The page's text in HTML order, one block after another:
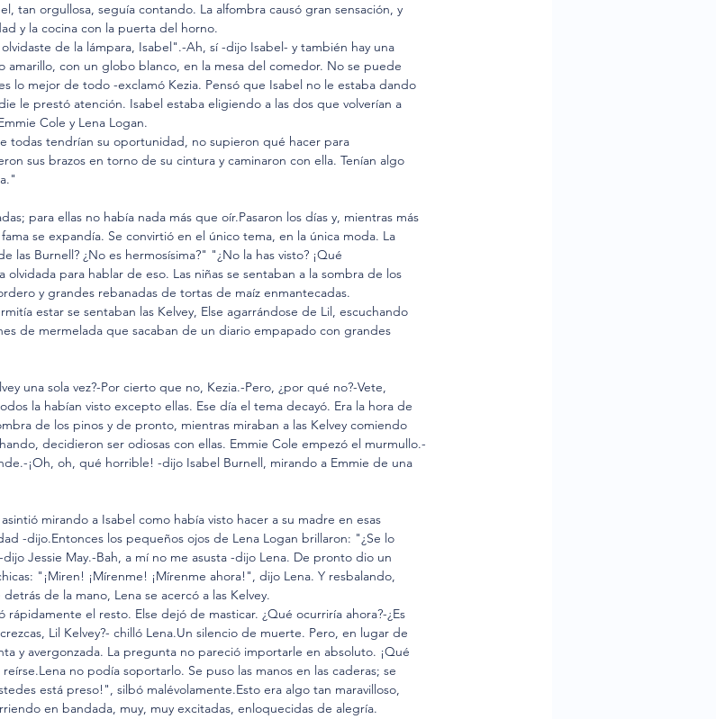
tan orgullosa, seguía contando. La alfombra causó gran sensación, y
y la cocina con la puerta del horno.
de la lámpara, Isabel".-Ah, sí -dijo Isabel- y también hay una
amarillo, con un globo blanco, en la mesa del comedor. No se puede
lo mejor de todo -exclamó Kezia. Pensó que Isabel no le estaba dando
le prestó atención. Isabel estaba eligiendo a las dos que volverían a
Cole y Lena Logan.
todas tendrían su oportunidad, no supieron qué hacer para
sus brazos en torno de su cintura y caminaron con ella. Tenían algo
para ellas no había nada más que oír.Pasaron los días y, mientras más
se expandía. Se convirtió en el único tema, en la única moda. La
las Burnell? ¿No es hermosísima?" "¿No la has visto? ¡Qué
para hablar de eso. Las niñas se sentaban a la sombra de los
y grandes rebanadas de tortas de maíz enmantecadas.
estar se sentaban las Kelvey, Else agarrándose de Lil, escuchando
de mermelada que sacaban de un diario empapado con grandes
una sola vez?-Por cierto que no, Kezia.-Pero, ¿por qué no?-Vete,
la habían visto excepto ellas. Ese día el tema decayó. Era la hora de
de los pinos y de pronto, mientras miraban a las Kelvey comiendo
decidieron ser odiosas con ellas. Emmie Cole empezó el murmullo.-
¡Oh, oh, qué horrible! -dijo Isabel Burnell, mirando a Emmie de una
mirando a Isabel como había visto hacer a su madre en esas
-dijo.Entonces los pequeños ojos de Lena Logan brillaron: "¿Se lo
Jessie May.-Bah, a mí no me asusta -dijo Lena. De pronto dio un
"¡Miren! ¡Mírenme! ¡Mírenme ahora!", dijo Lena. Y resbalando,
de la mano, Lena se acercó a las Kelvey.
rápidamente el resto. Else dejó de masticar. ¿Qué ocurriría ahora?-¿Es
Lil Kelvey?- chilló Lena.Un silencio de muerte. Pero, en lugar de
y avergonzada. La pregunta no pareció importarle en absoluto. ¡Qué
no podía soportarlo. Se puso las manos en las caderas; se
está preso!", silbó malévolamente.Esto era algo tan maravilloso,
en bandada, muy, muy excitadas, enloquecidas de alegría.